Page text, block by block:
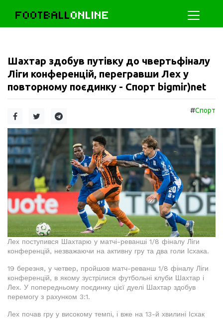
FOOTBALLONLINE
Шахтар здобув путівку до чвертьфіналу
Ліги конференцій, перегравши Лех у
повторному поєдинку - Спорт bigmir)net
#Спорт
Лех поступився Шахтарю у матчі-реванші 1/8 фіналу Ліги
конференцій, незважаючи на активну гру та два голи Ісхака.
19 березня, у четвер, пройшов матч-реванш 1/8 фіналу Ліги
конференцій, в якому зустрілися футбольні клуби Шахтар і
Лех. У попередньому поєдинку цієї дуелі Шахтар здобув
перемогу з рахунком 3:1.
Лех почав гру у високому темпі, і вже на 13-й хвилині Ісхак